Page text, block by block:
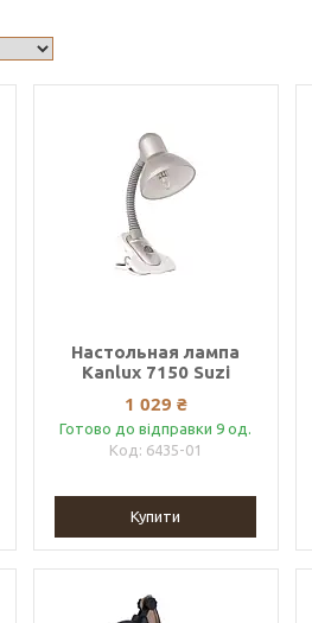
Настольная лампа
Kanlux 7150 Suzi
1 029 ₴
Готово до відправки 9 од.
6435-01
Купити